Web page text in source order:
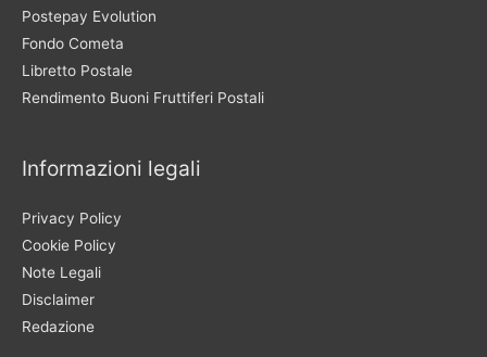
Postepay Evolution
Fondo Cometa
Libretto Postale
Rendimento Buoni Fruttiferi Postali
Informazioni legali
Privacy Policy
Cookie Policy
Note Legali
Disclaimer
Redazione